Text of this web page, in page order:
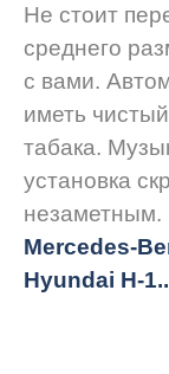
Не стоит
среднего
с вами.
иметь
табака.
установка
незаметным.
Mercedes-
Hyundai H-